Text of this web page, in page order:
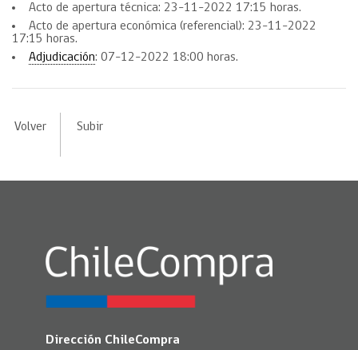
Acto de apertura técnica: 23-11-2022 17:15 horas.
Acto de apertura económica (referencial): 23-11-2022
17:15 horas.
Adjudicación: 07-12-2022 18:00 horas.
Volver Subir
Dirección ChileCompra